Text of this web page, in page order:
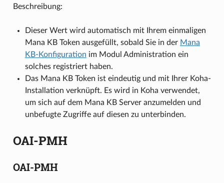
Beschreibung:
Dieser Wert wird automatisch mit Ihrem einmaligen
Mana KB Token ausgefüllt, sobald Sie in der Mana
KB-Konfiguration im Modul Administration ein
solches registriert haben.
Das Mana KB Token ist eindeutig und mit Ihrer Koha-
Installation verknüpft. Es wird in Koha verwendet,
um sich auf dem Mana KB Server anzumelden und
unbefugte Zugriffe auf diesen zu unterbinden.
OAI-PMH
OAI-PMH